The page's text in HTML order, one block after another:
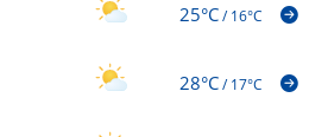
25°C/16°C
28°C/17°C